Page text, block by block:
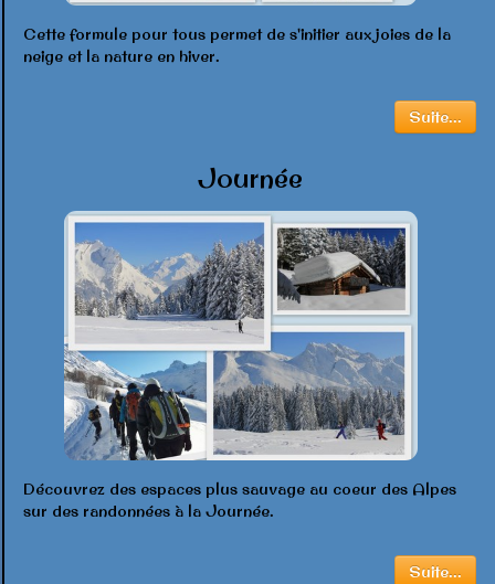
Cette formule pour tous permet de s'initier aux joies de la
neige et la nature en hiver.
Suite...
Journée
Découvrez des espaces plus sauvage au coeur des Alpes
sur des randonnées à la Journée.
Suite...